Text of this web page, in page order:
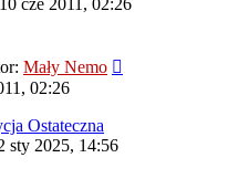
cze 2011, 02:26
Mały Nemo
02:26
Ostateczna
sty 2025, 14:56